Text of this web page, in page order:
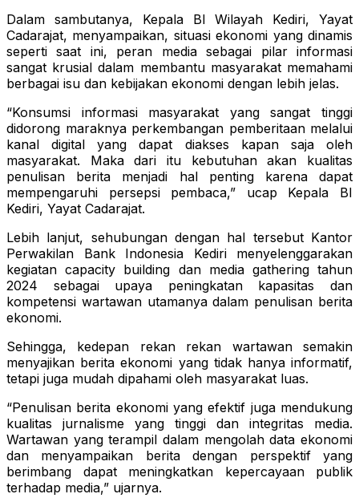
Dalam sambutanya, Kepala BI Wilayah Kediri, Yayat
Cadarajat, menyampaikan, situasi ekonomi yang dinamis
seperti saat ini, peran media sebagai pilar informasi
sangat krusial dalam membantu masyarakat memahami
berbagai isu dan kebijakan ekonomi dengan lebih jelas.
“Konsumsi informasi masyarakat yang sangat tinggi
didorong maraknya perkembangan pemberitaan melalui
kanal digital yang dapat diakses kapan saja oleh
masyarakat. Maka dari itu kebutuhan akan kualitas
penulisan berita menjadi hal penting karena dapat
mempengaruhi persepsi pembaca,” ucap Kepala BI
Kediri, Yayat Cadarajat.
Lebih lanjut, sehubungan dengan hal tersebut Kantor
Perwakilan Bank Indonesia Kediri menyelenggarakan
kegiatan capacity building dan media gathering tahun
2024 sebagai upaya peningkatan kapasitas dan
kompetensi wartawan utamanya dalam penulisan berita
ekonomi.
Sehingga, kedepan rekan rekan wartawan semakin
menyajikan berita ekonomi yang tidak hanya informatif,
tetapi juga mudah dipahami oleh masyarakat luas.
“Penulisan berita ekonomi yang efektif juga mendukung
kualitas jurnalisme yang tinggi dan integritas media.
Wartawan yang terampil dalam mengolah data ekonomi
dan menyampaikan berita dengan perspektif yang
berimbang dapat meningkatkan kepercayaan publik
terhadap media,” ujarnya.